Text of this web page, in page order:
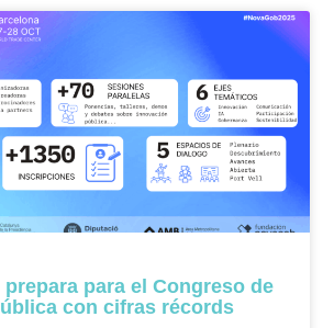
para el Congreso de
con cifras récords